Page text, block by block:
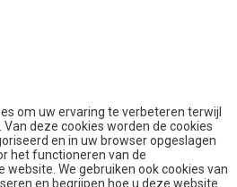
om uw ervaring te verbeteren terwijl
deze cookies worden de cookies
en in uw browser opgeslagen
het functioneren van de
We gebruiken ook cookies van
en begrijpen hoe u deze website